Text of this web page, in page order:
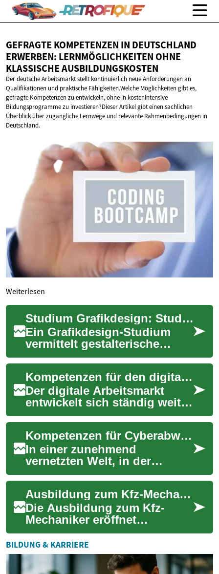
GEFRAGTE KOMPETENZEN IN DEUTSCHLAND
ERWERBEN: LERNMÖGLICHKEITEN OHNE
KLASSISCHE AUSBILDUNGSKOSTEN
Der deutsche Arbeitsmarkt stellt kontinuierlich neue Anforderungen an
Qualifikationen und praktische Fähigkeiten.Welche Möglichkeiten gibt es,
gefragte Kompetenzen zu entwickeln, ohne in kostenintensive
Bildungsprogramme zu investieren?Dieser Artikel gibt einen sachlichen
Überblick über zugängliche Lernwege und relevante Rahmenbedingungen in
Deutschland.
Weiterlesen
Studium Grafikdesign: Studienwege und Lernmöglichkeiten
Ein Grafikdesign-Studium
vermittelt gestalterische
Grundlagen, technische
Fähigkeiten und
konzeptionelles Denken, die...
Kompetenzen für den digitalen Arbeitsmarkt
Der digitale Arbeitsmarkt
entwickelt sich ständig weiter
und bietet eine Vielzahl von
Karrieremöglichkeiten für
Fachk...
Kompetenzen für Cyberabwehr erwerben
In einer zunehmend
vernetzten Welt, in der
digitale Infrastrukturen das
Rückgrat von Wirtschaft und
Gesellschaft bild...
Ausbildung zum Kfz-Mechaniker: Karrierechancen in der Automobilbranche
Die Ausbildung zum Kfz-
Mechaniker eröffnet
vielfältige Möglichkeiten in
der dynamischen
Automobilbranche. Als
Fachkra...
BILDUNG & KARRIERE